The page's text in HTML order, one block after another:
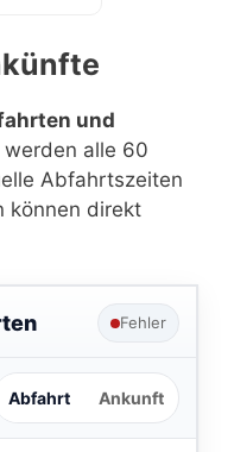
und
alle 60
Abfahrtszeiten
können direkt
Fehler
Abfahrt Ankunft